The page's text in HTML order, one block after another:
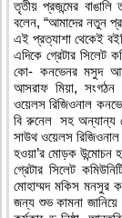
তৃতীয় প্রজন্মের
বলেন, “আমাদের নতুন
এই প্রত্যাশা থেকেই
এদিকে গ্রেটার সিলেট
কো- কনভেনর মসুদ
আসরাফ মিয়া, সংগঠন
ওয়েলস রিজিওনাল
বি রুনেল সহ অন্যান্য
সাউথ ওয়েলস
হওয়া’র মোড়ক উন্মোচন
গ্রেটার সিলেট
মোহাম্মদ মকিস মনসুর
জন্য শুভ কামনা জানিয়ে